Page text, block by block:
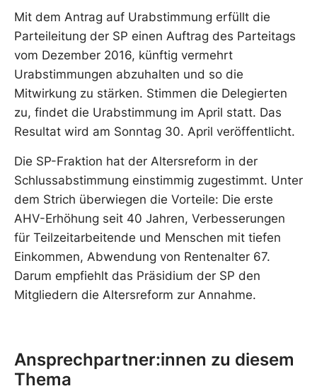
Mit dem Antrag auf Urabstimmung erfüllt die
Parteileitung der SP einen Auftrag des Parteitags
vom Dezember 2016, künftig vermehrt
Urabstimmungen abzuhalten und so die
Mitwirkung zu stärken. Stimmen die Delegierten
zu, findet die Urabstimmung im April statt. Das
Resultat wird am Sonntag 30. April veröffentlicht.
Die SP-Fraktion hat der Altersreform in der
Schlussabstimmung einstimmig zugestimmt. Unter
dem Strich überwiegen die Vorteile: Die erste
AHV-Erhöhung seit 40 Jahren, Verbesserungen
für Teilzeitarbeitende und Menschen mit tiefen
Einkommen, Abwendung von Rentenalter 67.
Darum empfiehlt das Präsidium der SP den
Mitgliedern die Altersreform zur Annahme.
Ansprechpartner:innen zu diesem
Thema